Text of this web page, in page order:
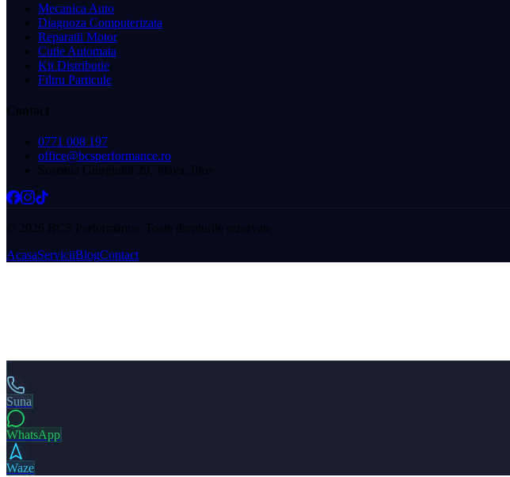
Mecanica Auto
Diagnoza Computerizata
Reparatii Motor
Cutie Automata
Kit Distributie
Filtru Particule
Contact
0771 008 197
office@bcsperformance.ro
Soseaua Giurgiului 29, Jilava, Ilfov
© 2026 BCS Performance. Toate drepturile rezervate.
AcasaServiciiBlogContact
Suna
WhatsApp
Waze